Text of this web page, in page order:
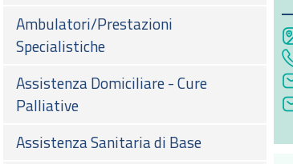
Ambulatori/Prestazioni
Specialistiche
Assistenza Domiciliare - Cure
Palliative
Assistenza Sanitaria di Base